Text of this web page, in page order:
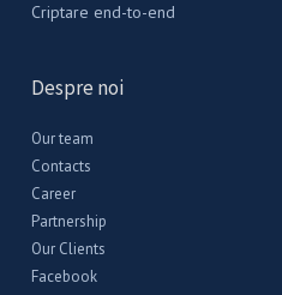
Criptare end-to-end
Despre noi
Our team
Contacts
Career
Partnership
Our Clients
Facebook